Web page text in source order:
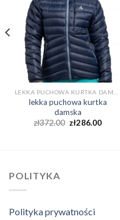
lekka puchowa kurtka
damska
zł372.00 zł286.00
POLITYKA
Polityka prywatności